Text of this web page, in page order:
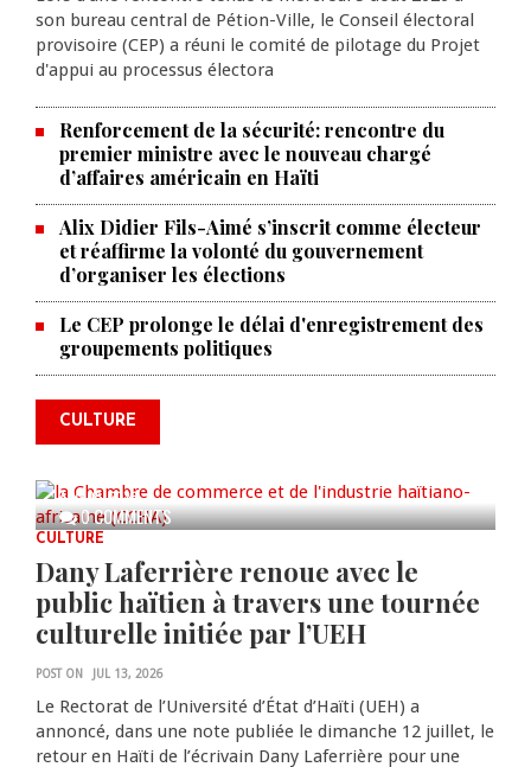
son bureau central de Pétion-Ville, le Conseil électoral
provisoire (CEP) a réuni le comité de pilotage du Projet
d'appui au processus électora
Renforcement de la sécurité: rencontre du
premier ministre avec le nouveau chargé
d’affaires américain en Haïti
Alix Didier Fils-Aimé s’inscrit comme électeur
et réaffirme la volonté du gouvernement
d’organiser les élections
Le CEP prolonge le délai d'enregistrement des
groupements politiques
CULTURE
0 COMMENTS
La Chambre de commerce et de
l'industrie haïtiano-africaine
annonce des activités pour
commémorer le 235e
anniversaire de la cérémonie du
AUG 05, 2026
CULTURE
Dany Laferrière renoue avec le
public haïtien à travers une tournée
culturelle initiée par l’UEH
POST ON JUL 13, 2026
Le Rectorat de l’Université d’État d’Haïti (UEH) a
annoncé, dans une note publiée le dimanche 12 juillet, le
retour en Haïti de l’écrivain Dany Laferrière pour une